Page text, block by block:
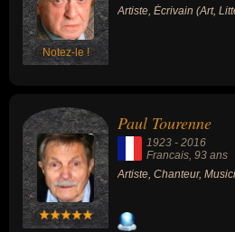
Notez-le !
Artiste, Écrivain (Art,
Paul Tourenne
1923 - 2016
Francais, 93 ans
Artiste, Chanteur,